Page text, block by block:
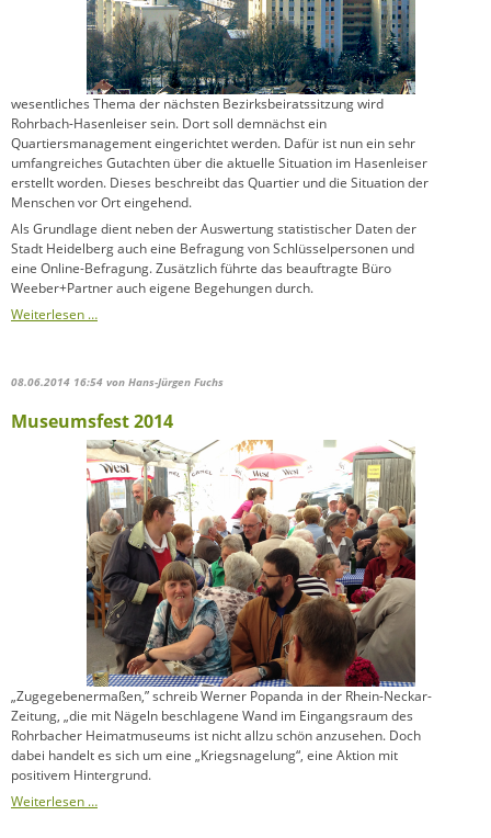
wesentliches Thema der nächsten Bezirksbeiratssitzung wird
Rohrbach-Hasenleiser sein. Dort soll demnächst ein
Quartiersmanagement eingerichtet werden. Dafür ist nun ein sehr
umfangreiches Gutachten über die aktuelle Situation im Hasenleiser
erstellt worden. Dieses beschreibt das Quartier und die Situation der
Menschen vor Ort eingehend.
Als Grundlage dient neben der Auswertung statistischer Daten der
Stadt Heidelberg auch eine Befragung von Schlüsselpersonen und
eine Online-Befragung. Zusätzlich führte das beauftragte Büro
Weeber+Partner auch eigene Begehungen durch.
Weiterlesen …Schwerpunkt
25.
2014
08.06.2014 16:54 von Hans-Jürgen Fuchs
Museumsfest 2014
„Zugegebenermaßen,” schreib Werner Popanda in der Rhein-Neckar-
Zeitung, „die mit Nägeln beschlagene Wand im Eingangsraum des
Rohrbacher Heimatmuseums ist nicht allzu schön anzusehen. Doch
dabei handelt es sich um eine „Kriegsnagelung“, eine Aktion mit
positivem Hintergrund.
Weiterlesen …Museumsfest